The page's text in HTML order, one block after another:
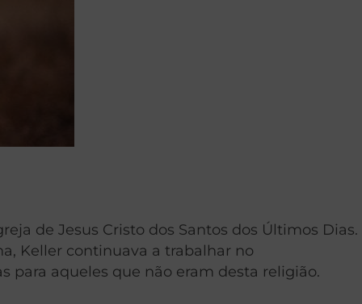
de Jesus Cristo dos Santos dos Últimos Dias.
Keller continuava a trabalhar no
para aqueles que não eram desta religião.